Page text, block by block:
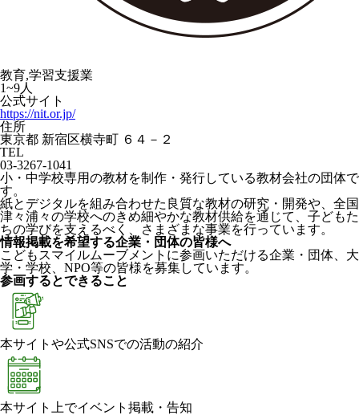
教育,学習支援業
1~9人
公式サイト
https://nit.or.jp/
住所
東京都 新宿区横寺町 ６４－２
TEL
03-3267-1041
小・中学校専用の教材を制作・発行している教材会社の団体で
す。
紙とデジタルを組み合わせた良質な教材の研究・開発や、全国
津々浦々の学校へのきめ細やかな教材供給を通じて、子どもた
ちの学びを支えるべく、さまざまな事業を行っています。
情報掲載を希望する企業・団体の皆様へ
こどもスマイルムーブメントに参画いただける企業・団体、大
学・学校、NPO等の皆様を募集しています。
参画するとできること
本サイトや公式SNSでの活動の紹介
本サイト上でイベント掲載・告知